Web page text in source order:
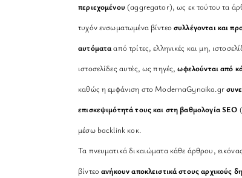
περιεχομένου (aggregator), ως εκ τούτου τα
τυχόν ενσωματωμένα βίντεοσυλλέγονται και
αυτόματααπό τρίτες, ελληνικές και μη,
ιστοσελίδες αυτές, ως πηγές,ωφελούνται από
καθώς η εμφάνιση στο ModernaGynaika.gr
επισκεψιμότητά τους και στη βαθμολογία SEO
μέσω backlink κοκ.
Τα πνευματικά δικαιώματα κάθε άρθρου,
βίντεοανήκουν αποκλειστικά στους αρχικούς